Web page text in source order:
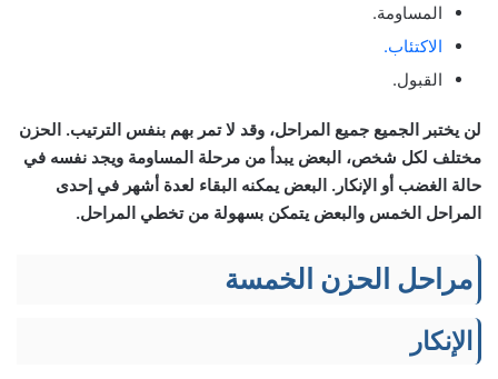
المساومة.
الاكتئاب.
القبول.
لن يختبر الجميع جميع المراحل، وقد لا تمر بهم بنفس الترتيب. الحزن
مختلف لكل شخص، البعض يبدأ من مرحلة المساومة ويجد نفسه في
حالة الغضب أو الإنكار. البعض يمكنه البقاء لعدة أشهر في إحدى
المراحل الخمس والبعض يتمكن بسهولة من تخطي المراحل.
مراحل الحزن الخمسة
الإنكار